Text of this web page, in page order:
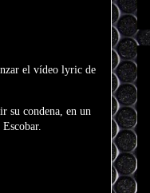
el vídeo lyric de
su condena, en un